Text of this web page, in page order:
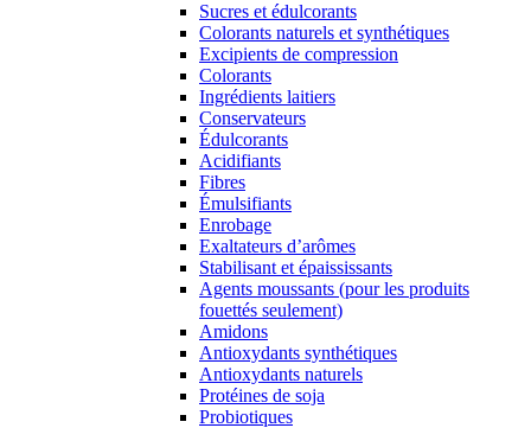
Sucres et édulcorants
Colorants naturels et synthétiques
Excipients de compression
Colorants
Ingrédients laitiers
Conservateurs
Édulcorants
Acidifiants
Fibres
Émulsifiants
Enrobage
Exaltateurs d’arômes
Stabilisant et épaississants
Agents moussants (pour les produits
fouettés seulement)
Amidons
Antioxydants synthétiques
Antioxydants naturels
Protéines de soja
Probiotiques